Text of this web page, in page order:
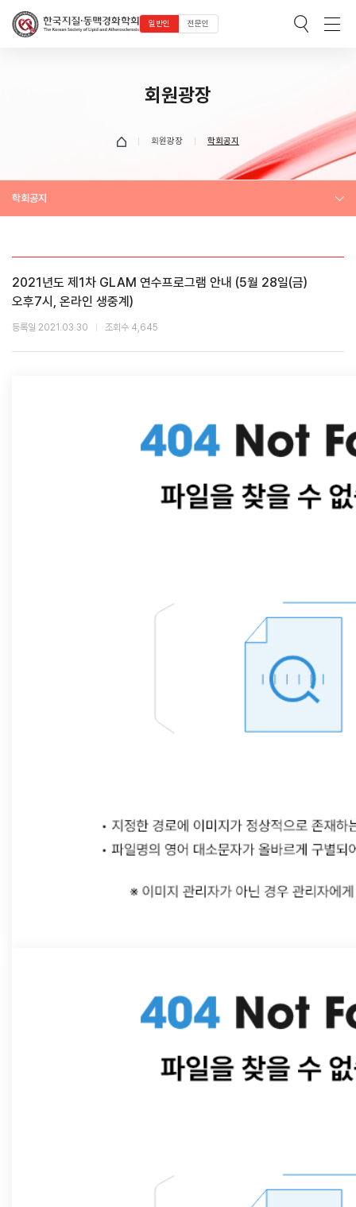
일반인 전문인
회원광장
회원광장 학회공지
학회공지
2021년도 제1차 GLAM 연수프로그램 안내 (5월 28일(금)
오후7시, 온라인 생중계)
등록일 2021.03.30 조회수 4,645